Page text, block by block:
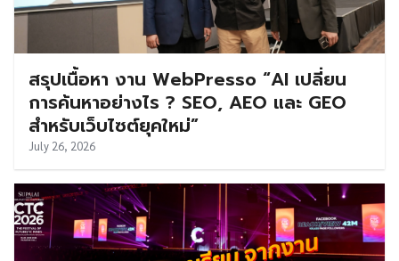
สรุปเนื้อหา งาน WebPresso “AI เปลี่ยน
การค้นหาอย่างไร ? SEO, AEO และ GEO
สำหรับเว็บไซต์ยุคใหม่”
July 26, 2026